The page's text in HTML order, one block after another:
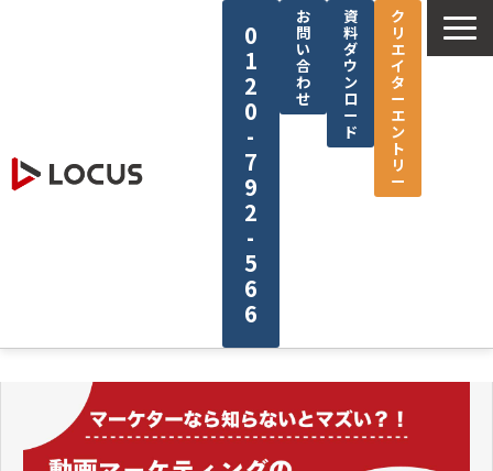
0
1
2
0
-
7
9
2
-
5
6
6
お
問
い
合
わ
せ
資
料
ダ
ウ
ン
ロ
ー
ド
ク
リ
エ
イ
タ
ー
エ
ン
ト
リ
ー
サービス